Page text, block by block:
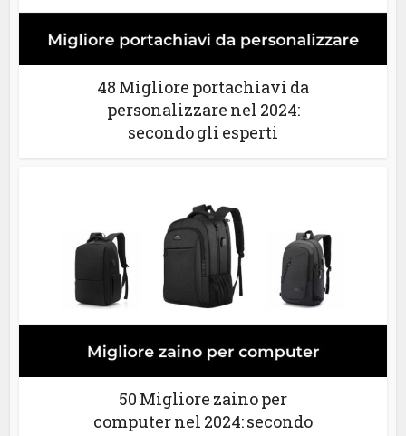
48 Migliore portachiavi da
personalizzare nel 2024:
secondo gli esperti
50 Migliore zaino per
computer nel 2024: secondo